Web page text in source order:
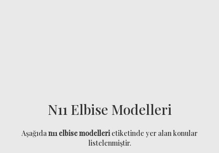
N11 Elbise Modelleri
Aşağıdan11 elbise modellerietiketinde yer alan konular
listelenmiştir.